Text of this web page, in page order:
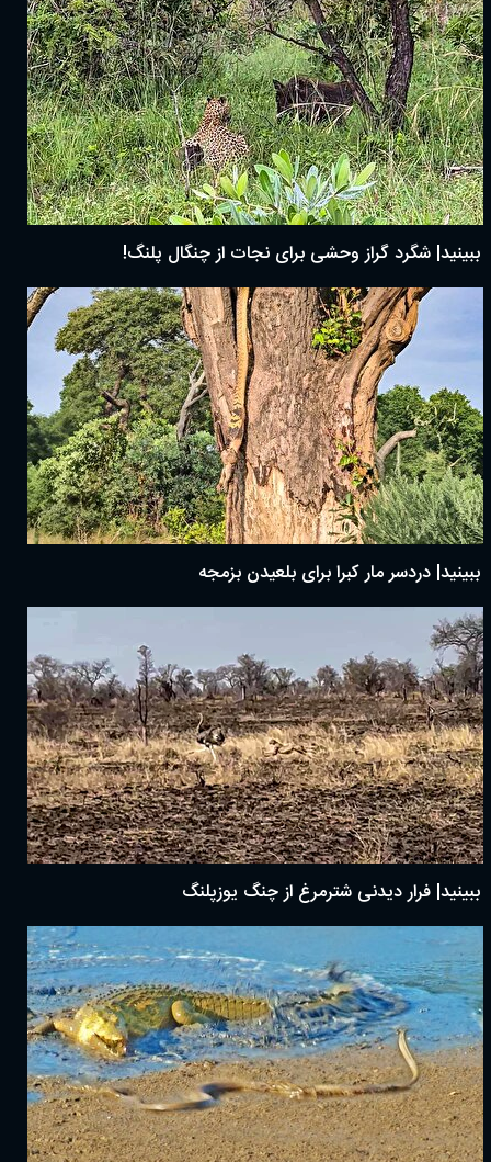
ببینید| شگرد گراز وحشی برای نجات از چنگال پلنگ!
ببینید| دردسر مار کبرا برای بلعیدن بزمجه
ببینید| فرار دیدنی شترمرغ از چنگ یوزپلنگ